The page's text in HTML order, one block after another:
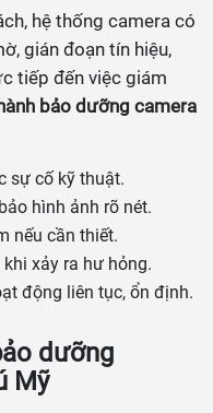
hệ thống camera có
gián đoạn tín hiệu,
tiếp đến việc giám
bảo dưỡng camera
sự cố kỹ thuật.
hình ảnh rõ nét.
nếu cần thiết.
xảy ra hư hỏng.
động liên tục, ổn định.
dưỡng
Mỹ